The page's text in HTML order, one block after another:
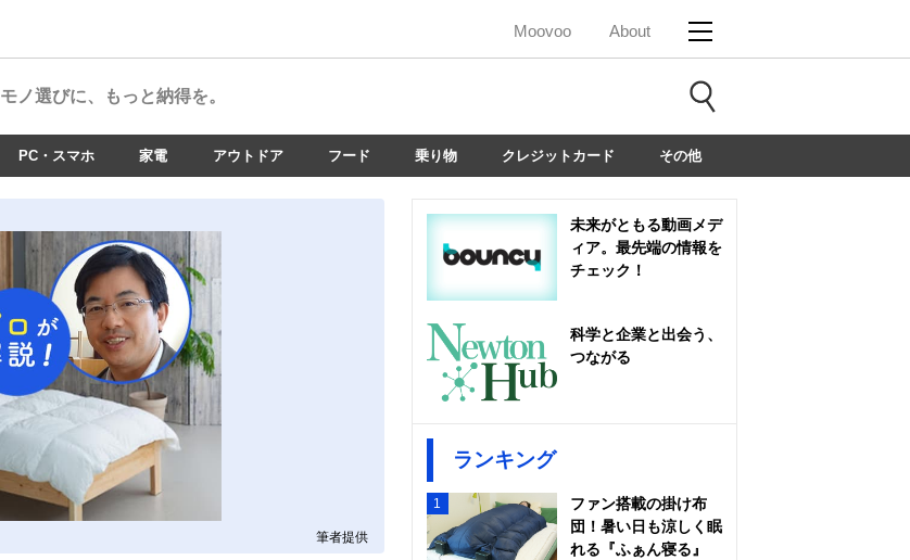
Moovoo About
モノ選びに、もっと納得を。
PC・スマホ 家電 アウトドア フード 乗り物 クレジットカード その他
筆者提供
未来がともる動画メデ
ィア。最先端の情報を
チェック！
科学と企業と出会う、
つながる
ランキング
1
ファン搭載の掛け布
団！暑い日も涼しく眠
れる『ふぁん寝る』